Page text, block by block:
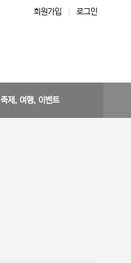
회원가입 로그인
축제, 여행, 이벤트